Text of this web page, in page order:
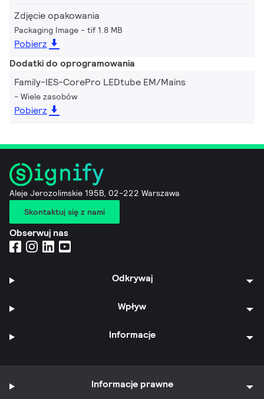
Zdjęcie opakowania
Packaging Image tif 1.8 MB
Pobierz
Dodatki do oprogramowania
Family-IES-CorePro LEDtube EM/Mains
Wiele zasobów
Pobierz
Aleje Jerozolimskie 195B, 02-222 Warszawa
Skontaktuj się z nami
Obserwuj nas
Odkrywaj
Wpływ
Informacje
Informacje prawne